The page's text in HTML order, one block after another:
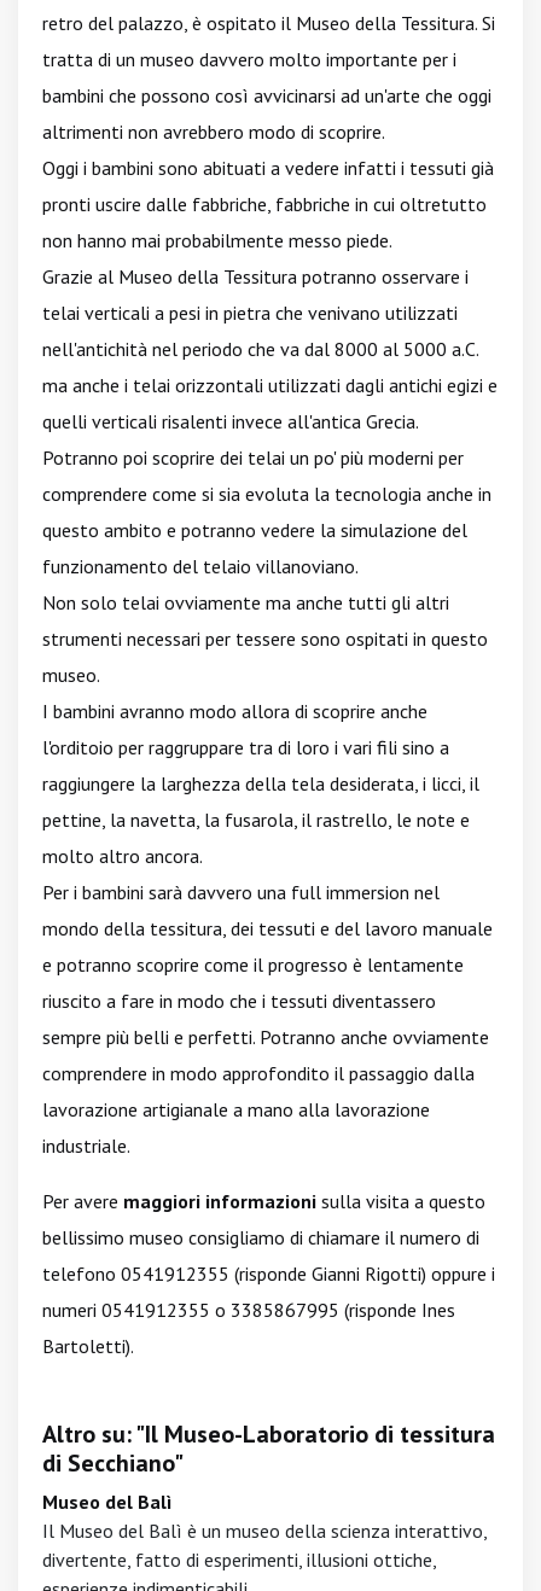
retro del palazzo, è ospitato il Museo della Tessitura. Si
tratta di un museo davvero molto importante per i
bambini che possono così avvicinarsi ad un'arte che oggi
altrimenti non avrebbero modo di scoprire.
Oggi i bambini sono abituati a vedere infatti i tessuti già
pronti uscire dalle fabbriche, fabbriche in cui oltretutto
non hanno mai probabilmente messo piede.
Grazie al Museo della Tessitura potranno osservare i
telai verticali a pesi in pietra che venivano utilizzati
nell'antichità nel periodo che va dal 8000 al 5000 a.C.
ma anche i telai orizzontali utilizzati dagli antichi egizi e
quelli verticali risalenti invece all'antica Grecia.
Potranno poi scoprire dei telai un po' più moderni per
comprendere come si sia evoluta la tecnologia anche in
questo ambito e potranno vedere la simulazione del
funzionamento del telaio villanoviano.
Non solo telai ovviamente ma anche tutti gli altri
strumenti necessari per tessere sono ospitati in questo
museo.
I bambini avranno modo allora di scoprire anche
l'orditoio per raggruppare tra di loro i vari fili sino a
raggiungere la larghezza della tela desiderata, i licci, il
pettine, la navetta, la fusarola, il rastrello, le note e
molto altro ancora.
Per i bambini sarà davvero una full immersion nel
mondo della tessitura, dei tessuti e del lavoro manuale
e potranno scoprire come il progresso è lentamente
riuscito a fare in modo che i tessuti diventassero
sempre più belli e perfetti. Potranno anche ovviamente
comprendere in modo approfondito il passaggio dalla
lavorazione artigianale a mano alla lavorazione
industriale.
Per avere maggiori informazioni sulla visita a questo
bellissimo museo consigliamo di chiamare il numero di
telefono 0541912355 (risponde Gianni Rigotti) oppure i
numeri 0541912355 o 3385867995 (risponde Ines
Bartoletti).
Altro su: "Il Museo-Laboratorio di tessitura
di Secchiano"
Museo del Balì
Il Museo del Balì è un museo della scienza interattivo,
divertente, fatto di esperimenti, illusioni ottiche,